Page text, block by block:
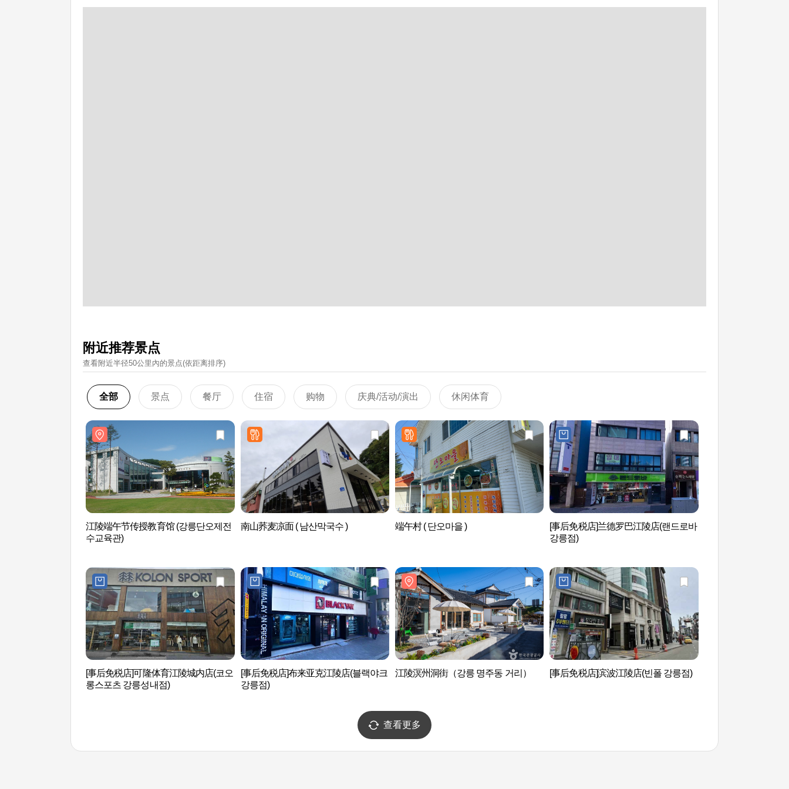
附近推荐景点
查看附近半径50公里內的景点(依距离排序)
全部 景点 餐厅 住宿 购物 庆典/活动/演出 休闲体育
江陵端午节传授教育馆 (강릉단오제전
수교육관)
南山荞麦凉面 ( 남산막국수 ) 端午村 ( 단오마을 )
[事后免税店]兰德罗巴江陵店(랜드로바
강릉점)
[事后免税店]可隆体育江陵城内店(코오
롱스포츠 강릉성내점)
[事后免税店]布来亚克江陵店(블랙야크
강릉점)
江陵溟州洞街（강릉 명주동 거리） [事后免税店]滨波江陵店(빈폴 강릉점)
查看更多